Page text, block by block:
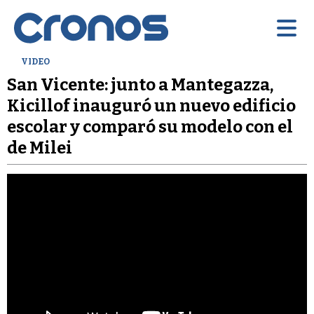
VIDEO
San Vicente: junto a Mantegazza,
Kicillof inauguró un nuevo edificio
escolar y comparó su modelo con el
de Milei